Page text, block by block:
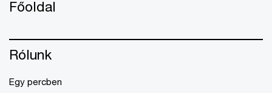
Főoldal
Rólunk
Egy percben